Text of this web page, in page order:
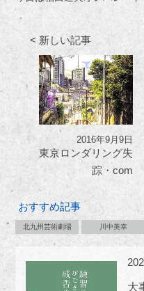
< 新しい記事
2016年9月9日
東京ロンダリング失
踪・com
おすすめ記事
北九州芸術劇場 川中美幸
大